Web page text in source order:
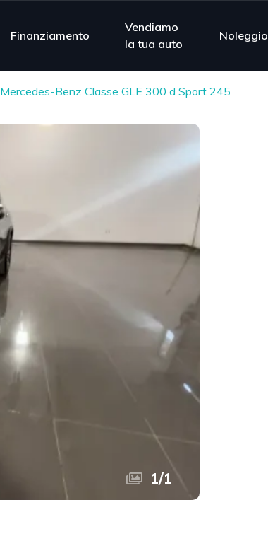
Finanziamento
Vendiamo
la tua auto
Noleggio
Mercedes-Benz Classe GLE 300 d Sport 245
1/1